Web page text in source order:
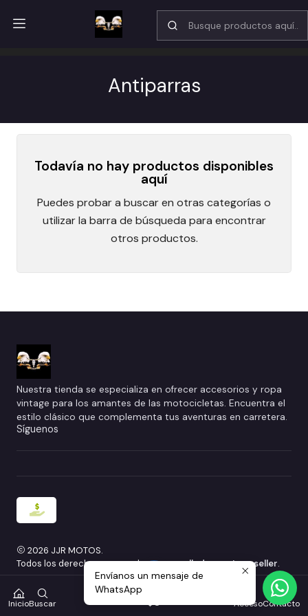
InicioBuscar
0
$0 AccesoContacto
Nuestro horario de atención por WhatsApp 10:15 am a 18:30 hrs
Inicio Catálogo Antiparras
Antiparras
Todavía no hay productos disponibles
aquí
Puedes probar a buscar en otras categorías o
utilizar la barra de búsqueda para encontrar
otros productos.
Nuestra tienda se especializa en ofrecer accesorios y ropa
vintage para los amantes de las motocicletas. Encuentra el
estilo clásico que complementa tus aventuras en carretera.
Síguenos
2026 JJR MOTOS.
Todos los derechos reservados.Desarrollado por Jumpseller.
Envíanos un mensaje de
WhatsApp